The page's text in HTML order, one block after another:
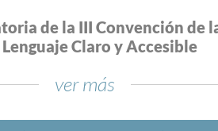
de la III Convención de
Claro y Accesible
ver más